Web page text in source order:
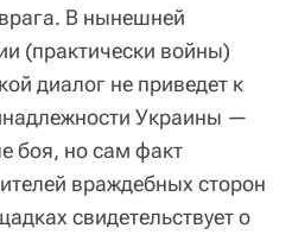
В нынешней
(практически войны)
диалог не приведет к
Украины —
боя, но сам факт
враждебных сторон
свидетельствует о